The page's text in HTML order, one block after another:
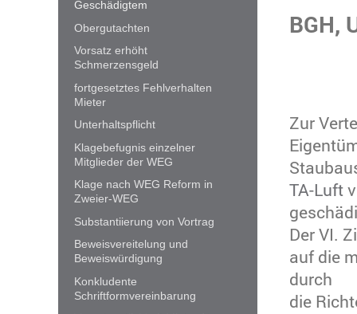
BGH,
Zur
TA-Luft
Der VI.
auf die
durch
die
Geschädigtem
Obergutachten
Vorsatz erhöht
Schmerzensgeld
fortgesetztes Fehlverhalten
Mieter
Unterhaltspflicht
Klagebefugnis einzelner
Mitglieder der WEG
Klage nach WEG Reform in
Zweier-WEG
Substantiierung von Vortrag
Beweisvereitelung und
Beweiswürdigung
Konkludente
Schriftformvereinbarung